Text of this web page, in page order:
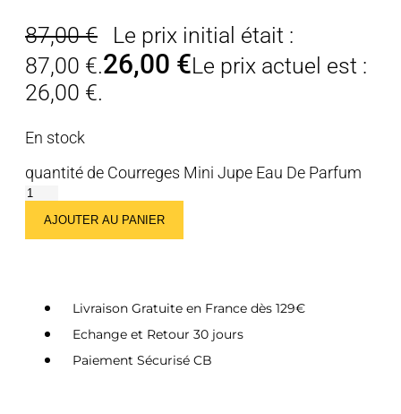
87,00€
Le prix initial était :
87,00 €.26,00 €Le prix actuel est :
26,00 €.
En stock
quantité de Courreges Mini Jupe Eau De Parfum
AJOUTER AU PANIER
Livraison Gratuite en France dès 129€
Echange et Retour 30 jours
Paiement Sécurisé CB